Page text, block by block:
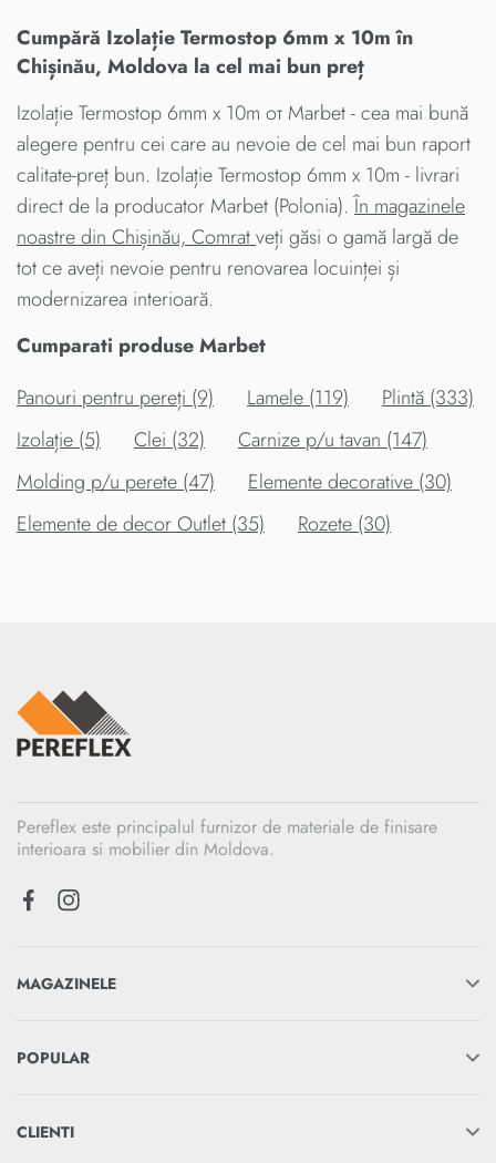
Cumpără Izolație Termostop 6mm x 10m în
Chișinău, Moldova la cel mai bun preț
Izolație Termostop 6mm x 10m от Marbet - cea mai bună
alegere pentru cei care au nevoie de cel mai bun raport
calitate-preț bun. Izolație Termostop 6mm x 10m - livrari
direct de la producator Marbet (Polonia).În magazinele
noastre din Chișinău, Comratveți găsi o gamă largă de
tot ce aveți nevoie pentru renovarea locuinței și
modernizarea interioară.
Cumparati produse Marbet
Panouri pentru pereți (9)
Lamele (119)
Plintă (333)
Izolație (5)
Clei (32)
Carnize p/u tavan (147)
Molding p/u perete (47)
Elemente decorative (30)
Elemente de decor Outlet (35)
Rozete (30)
Pereflex este principalul furnizor de materiale de finisare
interioara si mobilier din Moldova.
MAGAZINELE
POPULAR
CLIENTI